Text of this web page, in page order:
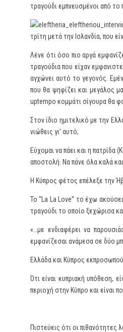
τραγούδι εμπνευσμένοι από το
τρίτη μετά την Ισλανδία, που
Λένε ότι όσο πιο αργά
τραγούδια που είχαν
αγχώνει αυτό το γεγονός.
που θα ψηφίζει και μεγάλος
uptempo κομμάτι σίγουρα θα
Στον ίδιο ημιτελικό με την
νιώθεις γι’ αυτό;
Εύχομαι να πάει και η πατρίδα
αποστολή. Να πάνε όλα καλά και
Η Κύπρος φέτος επέλεξε την
Το “La La Love” το έχω
τραγούδι το οποίο ξεχώρισα
«…με ενδιαφέρει να
εμφανίζεσαι ανάμεσα σε δύο
Ελλάδα και Κύπρος
Ότι είναι κυπριακή υπόθεση,
περιοχή στην Κύπρο και είναι
Πιστεύεις ότι οι πιθανότητες